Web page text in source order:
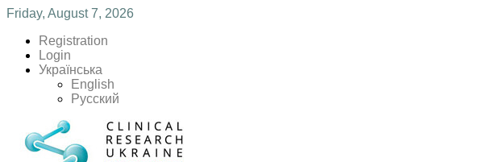
Friday, August 7, 2026
Registration
Login
Українська
English
Русский